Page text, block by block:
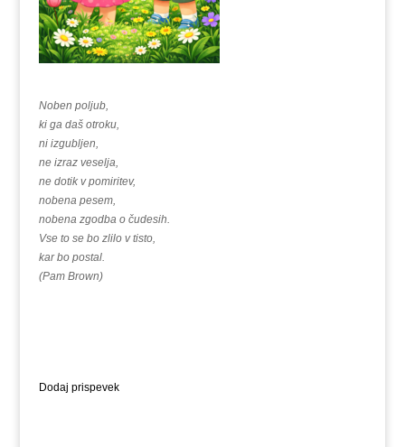
Noben poljub,
ki ga daš otroku,
ni izgubljen,
ne izraz veselja,
ne dotik v pomiritev,
nobena pesem,
nobena zgodba o čudesih.
Vse to se bo zlilo v tisto,
kar bo postal.
(Pam Brown)
Dodaj prispevek